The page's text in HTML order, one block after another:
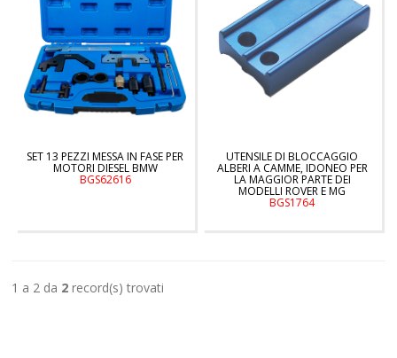
SET 13 PEZZI MESSA IN FASE PER
MOTORI DIESEL BMW
BGS62616
UTENSILE DI BLOCCAGGIO
ALBERI A CAMME, IDONEO PER
LA MAGGIOR PARTE DEI
MODELLI ROVER E MG
BGS1764
1 a 2 da 2 record(s) trovati